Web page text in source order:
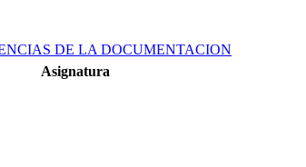
DE LA DOCU­MENTACION
Asignatura